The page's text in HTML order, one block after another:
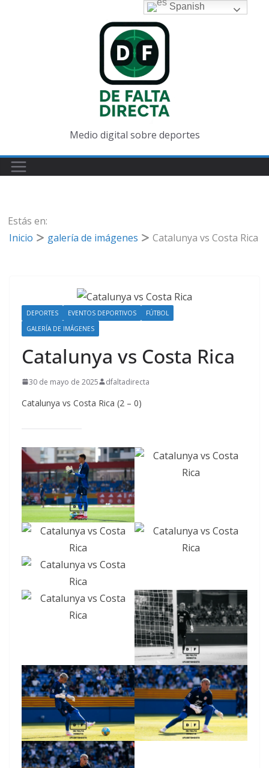
Medio digital sobre deportes
Estás en:
Inicio
galería de imágenes Catalunya vs Costa Rica
DEPORTES EVENTOS DEPORTIVOS
FÚTBOL
GALERÍA DE IMÁGENES
Catalunya vs Costa Rica
30 de mayo de 2025 dfaltadirecta
Catalunya vs Costa Rica (2 – 0)
Spanish